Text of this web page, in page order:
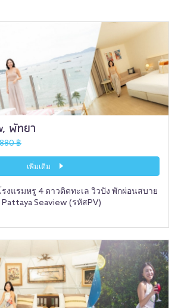
พัทยา
฿
เพิ่มเติม
งแรมหรู 4 ดาวติดทะเล วิวปัง พักผ่อนสบาย
Seaview (รหัสPV)